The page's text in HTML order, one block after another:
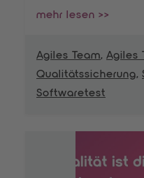
mehr lesen >>
Agiles Team, Agiles
Qualitätssicherung,
Softwaretest